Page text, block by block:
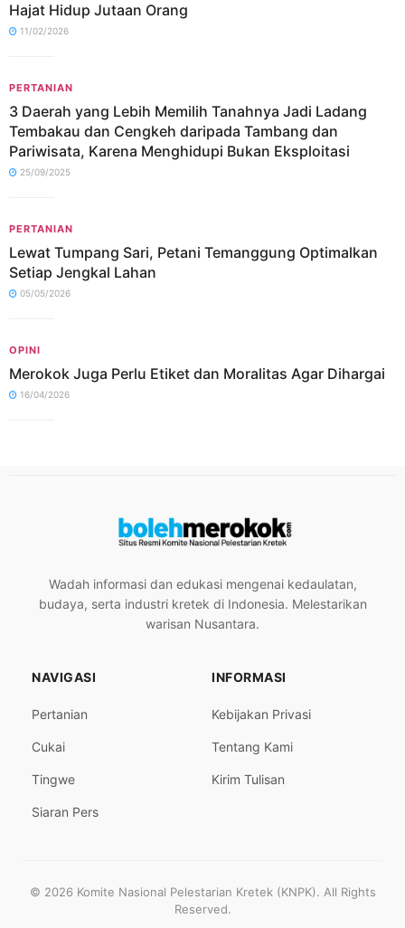
Hajat Hidup Jutaan Orang
11/02/2026
PERTANIAN
3 Daerah yang Lebih Memilih Tanahnya Jadi Ladang
Tembakau dan Cengkeh daripada Tambang dan
Pariwisata, Karena Menghidupi Bukan Eksploitasi
25/09/2025
PERTANIAN
Lewat Tumpang Sari, Petani Temanggung Optimalkan
Setiap Jengkal Lahan
05/05/2026
OPINI
Merokok Juga Perlu Etiket dan Moralitas Agar Dihargai
16/04/2026
Wadah informasi dan edukasi mengenai kedaulatan,
budaya, serta industri kretek di Indonesia. Melestarikan
warisan Nusantara.
NAVIGASI
Pertanian
Cukai
Tingwe
Siaran Pers
INFORMASI
Kebijakan Privasi
Tentang Kami
Kirim Tulisan
© 2026 Komite Nasional Pelestarian Kretek (KNPK). All Rights
Reserved.